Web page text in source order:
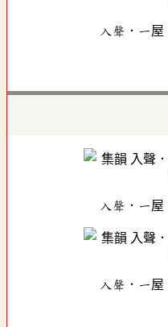
入聲．一屋
入聲．一屋
入聲．一屋